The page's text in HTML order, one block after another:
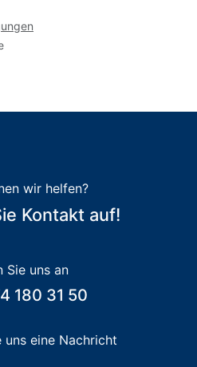
wir helfen?
Kontakt auf!
Sie uns an
180 31 50
uns eine Nachricht